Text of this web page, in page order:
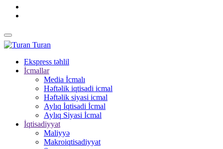
Turan
Ekspress təhlil
İcmallar
Media İcmalı
Həftəlik iqtisadi icmal
Həftəlik siyasi icmal
Aylıq İqtisadi İcmal
Aylıq Siyasi İcmal
İqtisadiyyat
Maliyyə
Makroiqtisadiyyat